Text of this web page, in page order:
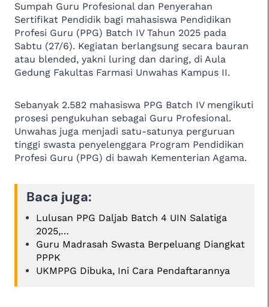
Sumpah Guru Profesional dan Penyerahan
Sertifikat Pendidik bagi mahasiswa Pendidikan
Profesi Guru (PPG) Batch IV Tahun 2025 pada
Sabtu (27/6). Kegiatan berlangsung secara bauran
atau blended, yakni luring dan daring, di Aula
Gedung Fakultas Farmasi Unwahas Kampus II.
Sebanyak 2.582 mahasiswa PPG Batch IV mengikuti
prosesi pengukuhan sebagai Guru Profesional.
Unwahas juga menjadi satu-satunya perguruan
tinggi swasta penyelenggara Program Pendidikan
Profesi Guru (PPG) di bawah Kementerian Agama.
Baca juga:
Lulusan PPG Daljab Batch 4 UIN Salatiga
2025,…
Guru Madrasah Swasta Berpeluang Diangkat
PPPK
UKMPPG Dibuka, Ini Cara Pendaftarannya